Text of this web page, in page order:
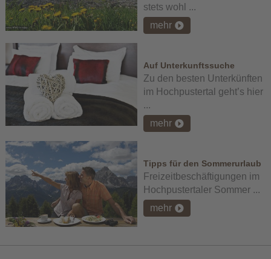
stets wohl ...
mehr
Auf Unterkunftssuche
Zu den besten Unterkünften
im Hochpustertal geht’s hier
...
mehr
Tipps für den Sommerurlaub
Freizeitbeschäftigungen im
Hochpustertaler Sommer ...
mehr